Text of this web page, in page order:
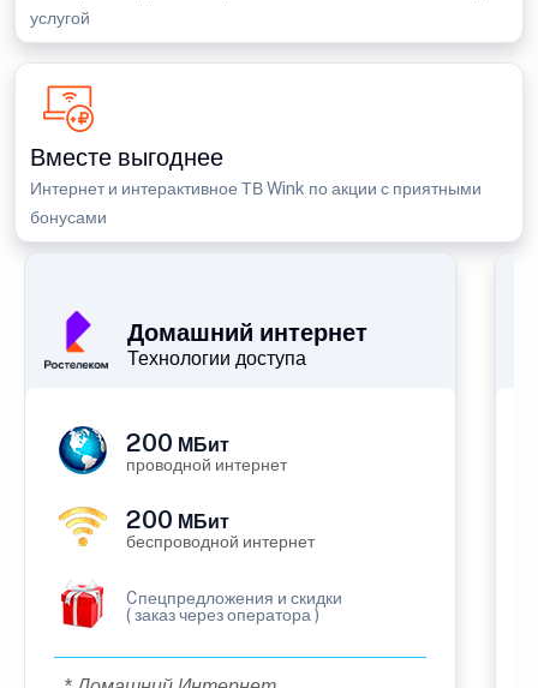
услугой
Вместе выгоднее
Интернет и интерактивное ТВ Wink по акции с приятными
бонусами
Домашний интернет
Технологии доступа
200 МБит
проводной интернет
200 МБит
беспроводной интернет
Cпецпредложения и скидки
( заказ через оператора )